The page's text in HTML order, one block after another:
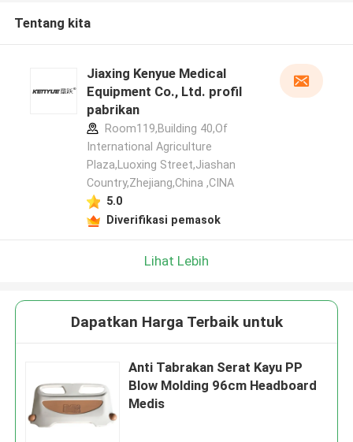
Tentang kita
Jiaxing Kenyue Medical
Equipment Co., Ltd. profil
pabrikan
Room119,Building 40,Of
International Agriculture
Plaza,Luoxing Street,Jiashan
Country,Zhejiang,China ,CINA
5.0
Diverifikasi pemasok
Lihat Lebih
Dapatkan Harga Terbaik untuk
Anti Tabrakan Serat Kayu PP
Blow Molding 96cm Headboard
Medis